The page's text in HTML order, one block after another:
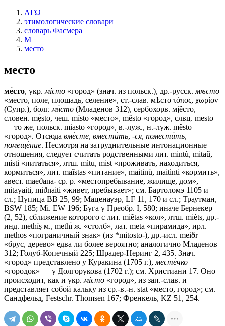
ΛΓΩ
этимологические словари
словарь Фасмера
М
место
место
ме́сто, укр. мíсто «город» (знач. из польск.), др.-русск. мѣсто
«место, поле, площадь, селение», ст.-слав. мѣсто τόπος, χωρίον
(Супр.), болг. мя́сто (Младенов 312), сербохорв. мjȅсто,
словен. mẹ́sto, чеш. místо «место», městо «город», слвц. mesto
— то же, польск. miasto «город», в.-луж., н.-луж. městо
«город». Отсюда вме́сте, вмести́ть, -ся, помести́ть,
помеще́ние. Несмотря на затруднительные интонационные
отношения, следует считать родственными лит. mintù, mitaũ,
mìsti «питаться», лтш. mìtu, mist «проживать, находиться,
кормиться», лит. maĩstas «питание», maitinù, maitìnti «кормить»,
авест. mаēϑаnа- ср. р. «местопребывание, жилище, дом»,
mitayaiti, miϑnaiti «живет, пребывает»; см. Бартоломэ 1105 и
сл.; Цупица ВВ 25, 99; Маценауэр, LF 11, 170 и сл.; Траутман,
ВSW 185; Мi. ЕW 196; Буга у Преобр. I, 580; иначе Бернекер
(2, 52), сближение которого с лит. miẽtas «кол», лтш. mièts, др.-
инд. mēthíṣ м., methī́ ж. «столб», лат. mētа «пирамида», ирл.
methos «пограничный знак» (из *mitosto-), др.-исл. meiðr
«брус, дерево» едва ли более вероятно; аналогично Младенов
312; Голуб-Копечный 225; Шрадер-Неринг 2, 435. Знач.
«город» представлено у Куракина (1705 г.), месте́чко
«городок» — у Долгорукова (1702 г.); см. Христиани 17. Оно
происходит, как и укр. мíсто «город», из зап.-слав. и
представляет собой кальку из ср.-в.-н. stat «место, город»; см.
Сандфельд, Festschr. Тhоmsеn 167; Френкель, KZ 51, 254.